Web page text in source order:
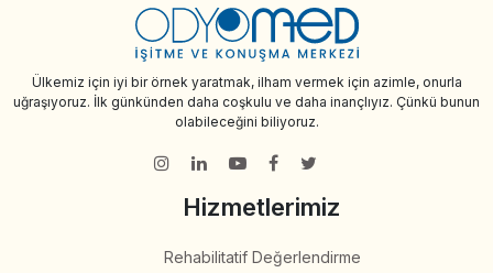
Ülkemiz için iyi bir örnek yaratmak, ilham vermek için azimle, onurla
uğraşıyoruz. İlk günkünden daha coşkulu ve daha inançlıyız. Çünkü bunun
olabileceğini biliyoruz.
Hizmetlerimiz
Rehabilitatif Değerlendirme